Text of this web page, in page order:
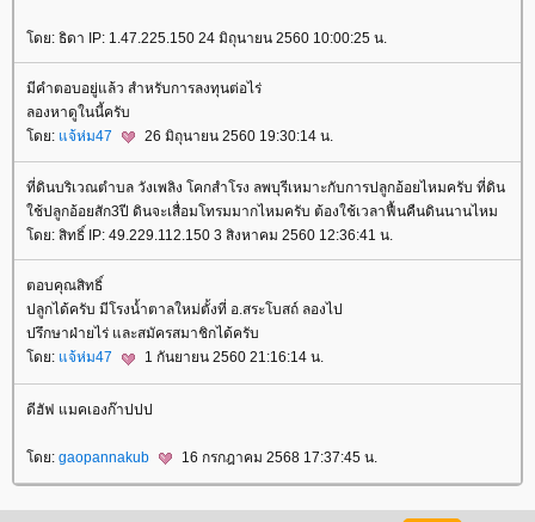
ดย: ธิดา IP: 1.47.225.150 24 มิถุนายน 2560 10:00:25 น.
มีคำตอบอยู่แล้ว สำหรับการลงทุนต่อไร่
ลองหาดูในนี้ครับ
ดย: จ้ห่ม47 26 มิถุนายน 2560 19:30:14 น.
ที่ดินบริเวณตำบล วังเพลิง โคกสำโรง ลพบุรีเหมาะกับการปลูกอ้อยไหมครับ ที่ดิน
ช้ปลูกอ้อยสัก3ปี ดินจะเสื่อมโทรมมากไหมครับ ต้องใช้เวลาฟื้นคืนดินนานไหม
ดย: สิทธิ์ IP: 49.229.112.150 3 สิงหาคม 2560 12:36:41 น.
ตอบคุณสิทธิ์
ปลูกได้ครับ มีโรงน้ำตาลใหม่ตั้งที่ อ.สระโบสถ์ ลองไป
ปรึกษาฝ่ายไร่ และสมัครสมาชิกได้ครับ
ดย: จ้ห่ม47 1 กันยายน 2560 21:16:14 น.
ดีฮัฟ แมคเองก๊าปปป
ดย: gaopannakub 16 กรกฎาคม 2568 17:37:45 น.